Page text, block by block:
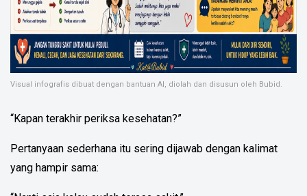
Visual infografis dibuat dengan bantuan AI, diolah dan disusun oleh Bubid.
“Kapan terakhir periksa kesehatan?”
Pertanyaan sederhana itu sering dijawab dengan kalimat
yang hampir sama: